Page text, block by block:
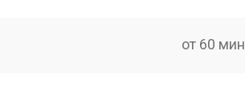
от 60 мин